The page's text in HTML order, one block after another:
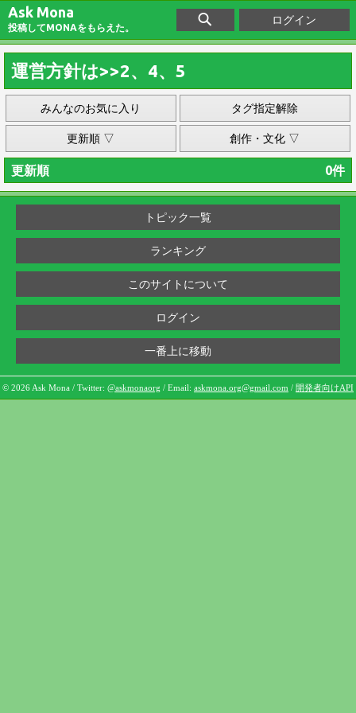
Ask Mona
投稿してMONAをもらえた。
ログイン
運営方針は>>2、4、5
みんなのお気に入り タグ指定解除
更新順 ▽ 創作・文化 ▽
更新順 0件
トピック一覧
ランキング
このサイトについて
ログイン
一番上に移動
© 2026 Ask Mona / Twitter: @askmonaorg / Email: askmona.org@gmail.com / 開発者向けAPI